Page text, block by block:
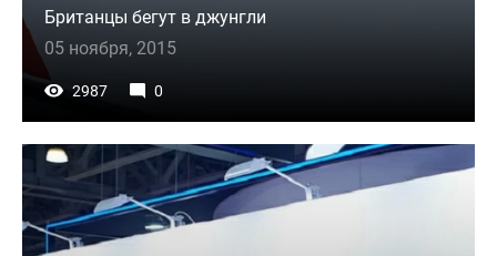
Британцы бегут в джунгли
05 ноября, 2015
2987 0